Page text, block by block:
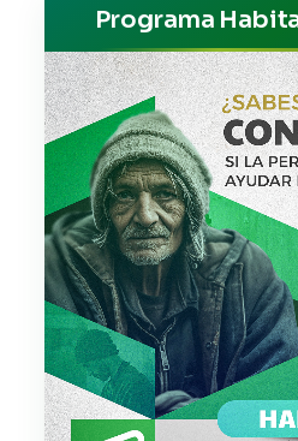
Programa